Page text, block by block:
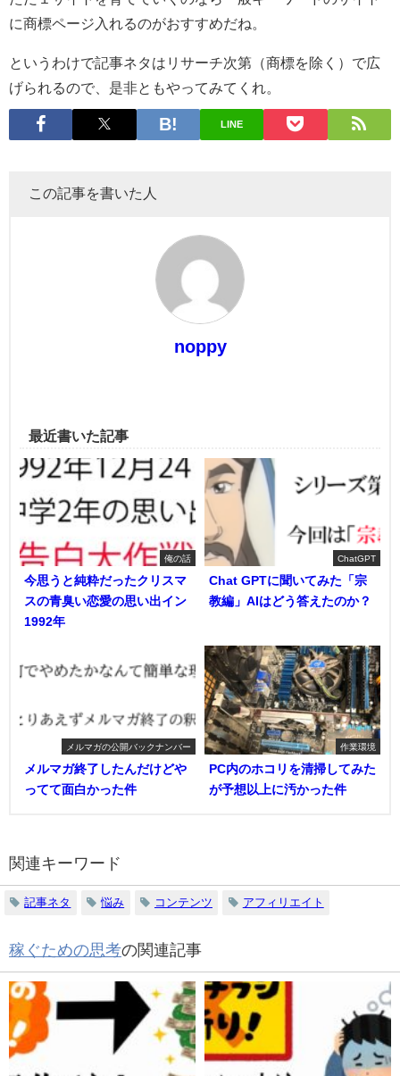
に商標ページ入れるのがおすすめだね。
というわけで記事ネタはリサーチ次第（商標を除く）で広
げられるので、是非ともやってみてくれ。
LINE
この記事を書いた人
noppy
最近書いた記事
俺の話
今思うと純粋だったクリスマ
スの青臭い恋愛の思い出イン
1992年
ChatGPT
Chat GPTに聞いてみた「宗
教編」AIはどう答えたのか？
メルマガの公開バックナンバー
メルマガ終了したんだけどや
ってて面白かった件
作業環境
PC内のホコリを清掃してみた
が予想以上に汚かった件
関連キーワード
記事ネタ 悩み コンテンツ アフィリエイト
稼ぐための思考の関連記事